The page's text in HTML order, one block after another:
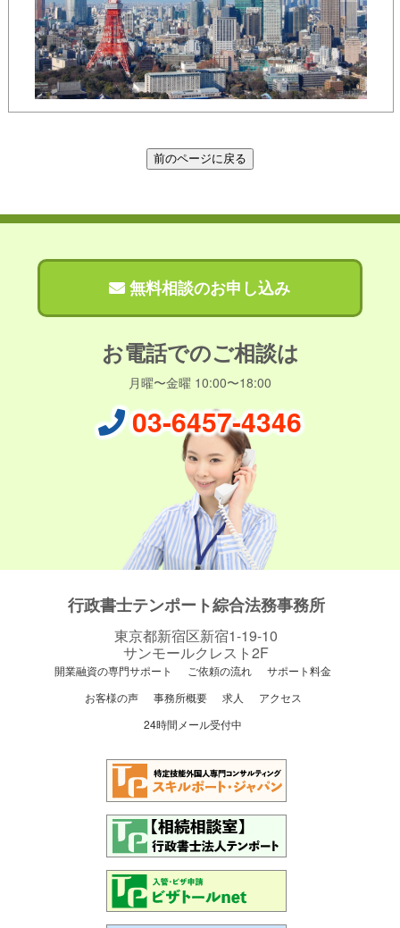
無料相談のお申し込み
お電話でのご相談は
月曜〜金曜 10:00〜18:00
03-6457-4346
行政書士テンポート綜合法務事務所
東京都新宿区新宿1-19-10
サンモールクレスト2F
開業融資の専門サポート ご依頼の流れ
サポート料金
お客様の声
事務所概要 求人
アクセス
24時間メール受付中